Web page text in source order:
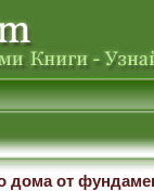
дома от